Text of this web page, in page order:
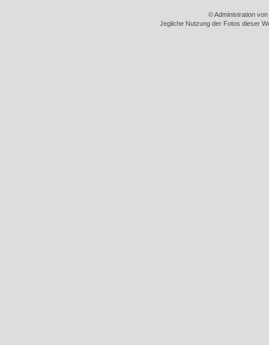
© Administration
Jegliche Nutzung der Fotos dieser